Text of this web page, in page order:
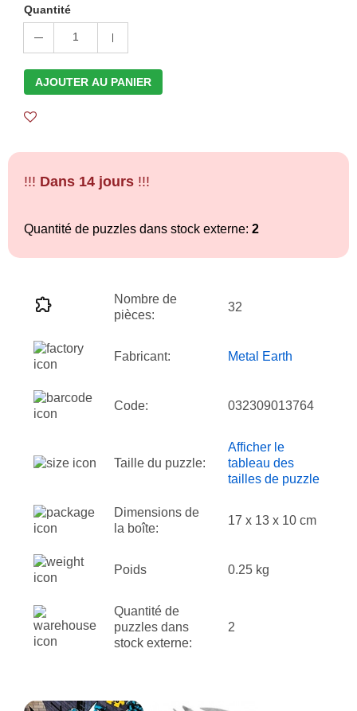
Quantité
1
AJOUTER AU PANIER
!!! Dans 14 jours !!!
Quantité de puzzles dans stock externe: 2
Nombre de
pièces:
32
Fabricant: Metal Earth
Code: 032309013764
Taille du puzzle:
Afficher le
tableau des
tailles de puzzle
Dimensions de
la boîte:
17 x 13 x 10 cm
Poids 0.25 kg
Quantité de
puzzles dans
stock externe:
2